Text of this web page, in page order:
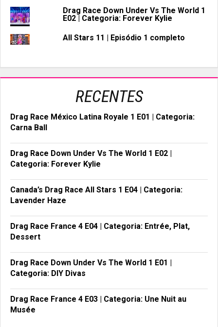
Drag Race Down Under Vs The World 1
E02 | Categoria: Forever Kylie
All Stars 11 | Episódio 1 completo
RECENTES
Drag Race México Latina Royale 1 E01 | Categoria:
Carna Ball
Drag Race Down Under Vs The World 1 E02 |
Categoria: Forever Kylie
Canada’s Drag Race All Stars 1 E04 | Categoria:
Lavender Haze
Drag Race France 4 E04 | Categoria: Entrée, Plat,
Dessert
Drag Race Down Under Vs The World 1 E01 |
Categoria: DIY Divas
Drag Race France 4 E03 | Categoria: Une Nuit au
Musée